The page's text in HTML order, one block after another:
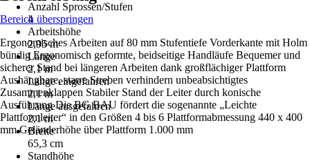
Anzahl Sprossen/Stufen
4
Arbeitshöhe
2,95 m
Länge
2,1 m
Länge eingefahren
2,1 m
Länge ausgefahren
2,1 m
Breite
65,3 cm
Standhöhe
Bereich überspringen
Ergonomisches Arbeiten auf 80 mm Stufentiefe Vorderkante mit Holm
bündig Ergonomisch geformte, beidseitige Handläufe Bequemer und
sicherer Stand bei längeren Arbeiten dank großflächiger Plattform
Aushängbare, starre Streben verhindern unbeabsichtigtes
Zusammenklappen Stabiler Stand der Leiter durch konische
Ausführung Die BG BAU fördert die sogenannte „Leichte
Plattformleiter“ in den Größen 4 bis 6 Plattformabmessung 440 x 400
mm Geländerhöhe über Plattform 1.000 mm